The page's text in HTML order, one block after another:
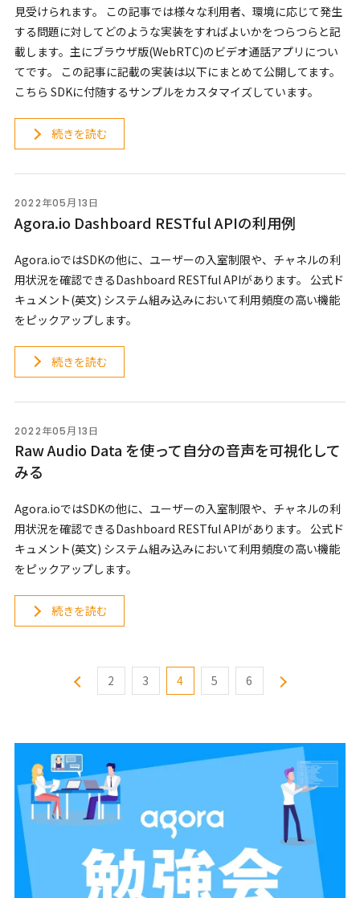
見受けられます。 この記事では様々な利用者、環境に応じて発生
する問題に対してどのような実装をすればよいかをつらつらと記
載します。主にブラウザ版(WebRTC)のビデオ通話アプリについ
てです。 この記事に記載の実装は以下にまとめて公開してます。
こちら SDKに付随するサンプルをカスタマイズしています。
続きを読む
2022年05月13日
Agora.io Dashboard RESTful APIの利用例
Agora.ioではSDKの他に、ユーザーの入室制限や、チャネルの利
用状況を確認できるDashboard RESTful APIがあります。 公式ド
キュメント(英文) システム組み込みにおいて利用頻度の高い機能
をピックアップします。
続きを読む
2022年05月13日
Raw Audio Data を使って自分の音声を可視化して
みる
Agora.ioではSDKの他に、ユーザーの入室制限や、チャネルの利
用状況を確認できるDashboard RESTful APIがあります。 公式ド
キュメント(英文) システム組み込みにおいて利用頻度の高い機能
をピックアップします。
続きを読む
2 3 4 5 6